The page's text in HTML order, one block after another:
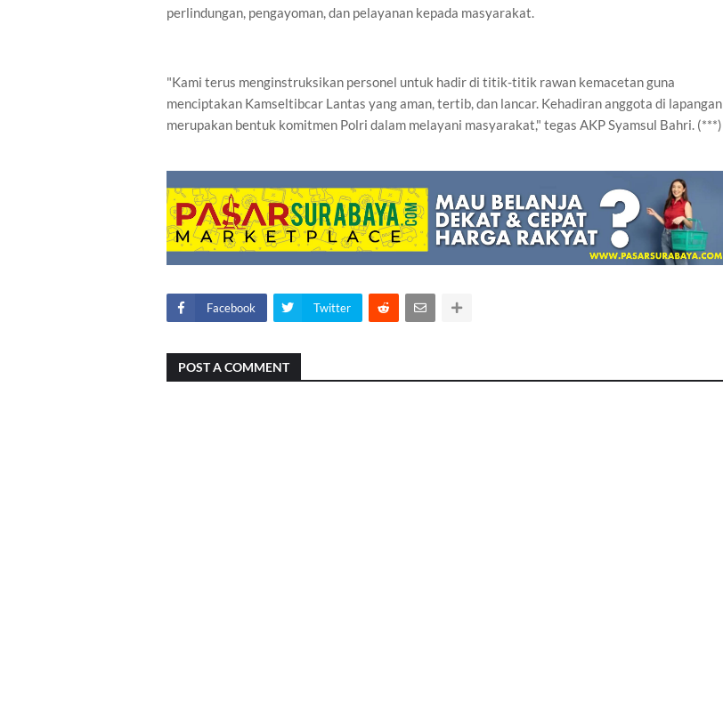
perlindungan, pengayoman, dan pelayanan kepada masyarakat.
"Kami terus menginstruksikan personel untuk hadir di titik-titik rawan kemacetan guna
menciptakan Kamseltibcar Lantas yang aman, tertib, dan lancar. Kehadiran anggota di lapangan
merupakan bentuk komitmen Polri dalam melayani masyarakat," tegas AKP Syamsul Bahri. (***)
Facebook Twitter
POST A COMMENT